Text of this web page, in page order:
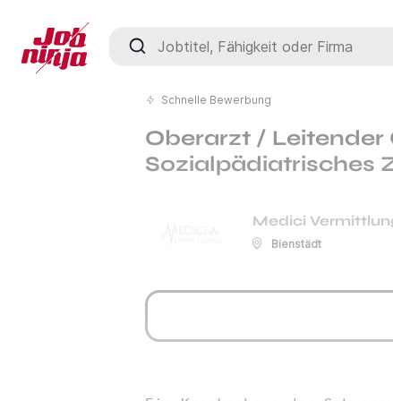
Jobtitel, Fähigkeit oder Firma
Schnelle Bewerbung
Oberarzt / Leitender
Sozialpädiatrisches
Medici
Bienstädt